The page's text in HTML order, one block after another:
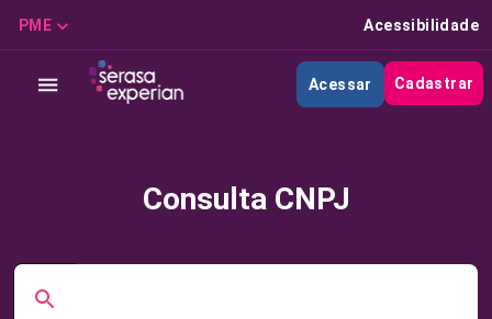
PME Acessibilidade
Acessar Cadastrar
Consulta CNPJ